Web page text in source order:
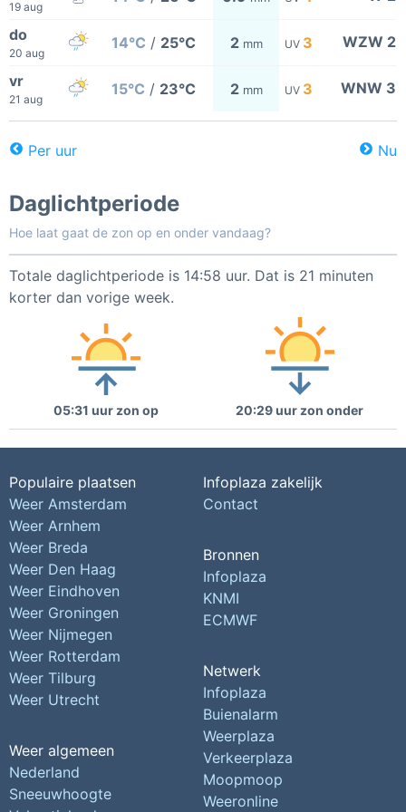
19 aug
do
20 aug
14°C / 25°C 2 mm UV 3 WZW 2
vr
21 aug
15°C / 23°C 2 mm UV 3 WNW 3
Per uur Nu
Daglichtperiode
Hoe laat gaat de zon op en onder vandaag?
Totale daglichtperiode is 14:58 uur. Dat is 21 minuten
korter dan vorige week.
05:31 uur zon op 20:29 uur zon onder
Populaire plaatsen
Weer Amsterdam
Weer Arnhem
Weer Breda
Weer Den Haag
Weer Eindhoven
Weer Groningen
Weer Nijmegen
Weer Rotterdam
Weer Tilburg
Weer Utrecht
Weer algemeen
Nederland
Sneeuwhoogte
Infoplaza zakelijk
Contact
Bronnen
Infoplaza
KNMI
ECMWF
Netwerk
Infoplaza
Buienalarm
Weerplaza
Verkeerplaza
Moopmoop
Weeronline